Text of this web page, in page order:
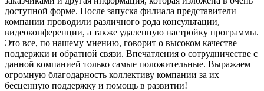
доступной форме. После запуска филиала представители
компании проводили различного рода консультации,
видеоконференции, а также удаленную настройку программы.
Это все, по нашему мнению, говорит о высоком качестве
поддержки и обратной связи. Впечатления о сотрудничестве с
данной компанией только самые положительные. Выражаем
огромную благодарность коллективу компании за их
бесценную поддержку и помощь в развитии!